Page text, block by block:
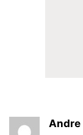
Andre